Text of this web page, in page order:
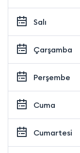
Salı
Çarşamba
Perşembe
Cuma
Cumartesi